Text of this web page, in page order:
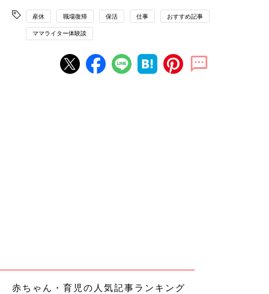
産休 職場復帰 保活 仕事 おすすめ記事
ママライター体験談
赤ちゃん・育児の人気記事ランキング